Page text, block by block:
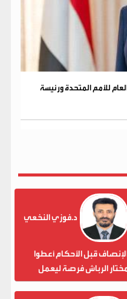
للأمم المتحدة ورئيسة
د.فوزي النخعي
قبل الأحكام أعطوا
الرباش فرصة ليعمل